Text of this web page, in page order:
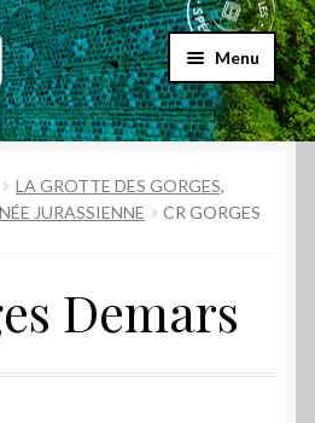
Menu
le
enfant
LA GROTTE DES GORGES,
JURASSIENNE
CR GORGES
Demars